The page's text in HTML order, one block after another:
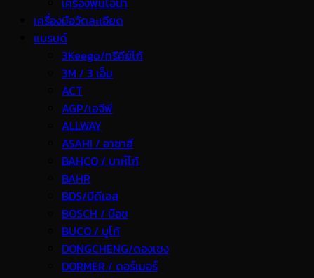
เครื่องมือวัดละเอียด
แบรนด์
3Keego/ทรีคีย์โก้
3M / 3 เอ็ม
ACT
AGP/เอจีพี
ALLWAY
ASAHI / อาซาฮี
BAHCO / บาห์โก้
BAHR
BDS/บีดีเอส
BOSCH / บ๊อช
BUCO / บูโก้
DONGCHENG/ดองเชง
DORMER / ดอร์เมอร์